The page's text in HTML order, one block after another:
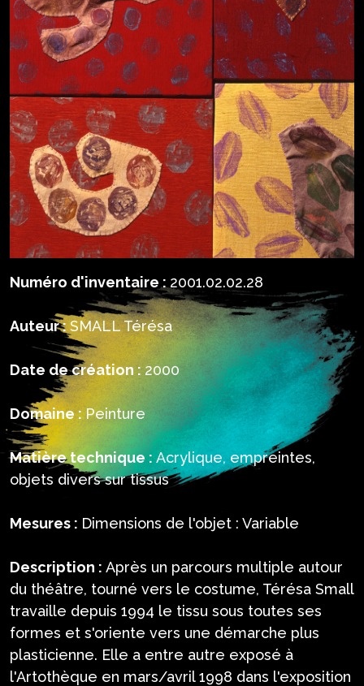
Numéro d'inventaire : 2001.02.02.28
Auteur : SMALL Térésa
Date de création : 2000
Domaine : Peinture
Matière technique :Acrylique, empreintes,
objets divers sur tissus
Mesures : Dimensions de l'objet : Variable
Description : Après un parcours multiple autour
du théâtre, tourné vers le costume, Térésa Small
travaille depuis 1994 le tissu sous toutes ses
formes et s'oriente vers une démarche plus
plasticienne. Elle a entre autre exposé à
l'Artothèque en mars/avril 1998 dans l'exposition